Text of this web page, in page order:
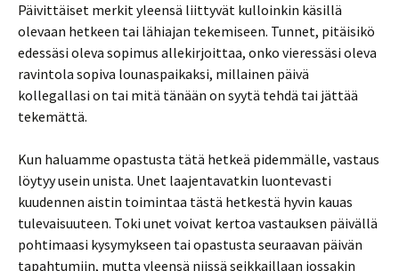
Päivittäiset merkit yleensä liittyvät kulloinkin käsillä
olevaan hetkeen tai lähiajan tekemiseen. Tunnet, pitäisikö
edessäsi oleva sopimus allekirjoittaa, onko vieressäsi oleva
ravintola sopiva lounaspaikaksi, millainen päivä
kollegallasi on tai mitä tänään on syytä tehdä tai jättää
tekemättä.
Kun haluamme opastusta tätä hetkeä pidemmälle, vastaus
löytyy usein unista. Unet laajentavatkin luontevasti
kuudennen aistin toimintaa tästä hetkestä hyvin kauas
tulevaisuuteen. Toki unet voivat kertoa vastauksen päivällä
pohtimaasi kysymykseen tai opastusta seuraavan päivän
tapahtumiin, mutta yleensä niissä seikkaillaan jossakin